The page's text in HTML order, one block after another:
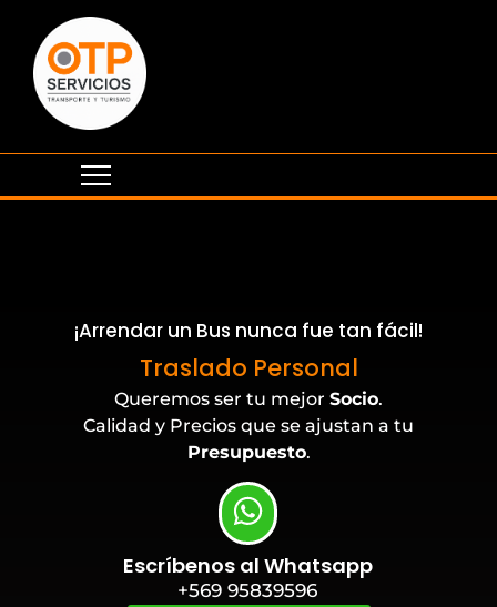
¡Arrendar un Bus nunca fue tan fácil!
Traslado Personal
Eventos Corporativos
Queremos ser tu mejor Socio.
Calidad y Precios que se ajustan a tu
Presupuesto.
Escríbenos al Whatsapp
+569 95839596